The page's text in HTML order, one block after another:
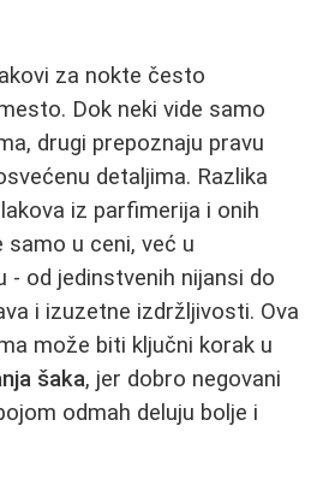
za nokte često
Dok neki vide samo
drugi prepoznaju pravu
detaljima. Razlika
iz parfimerija i onih
u ceni, već u
- od jedinstvenih nijansi do
i izuzetne izdržljivosti. Ova
može biti ključni korak u
šaka, jer dobro negovani
odmah deluju bolje i